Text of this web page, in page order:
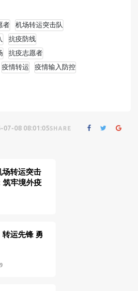
者 机场转运突击队
抗疫防线
抗疫志愿者
疫情转运
疫情输入防控
07-08 08:01:05SHARE
转运突击
筑牢境外疫
运先锋 勇